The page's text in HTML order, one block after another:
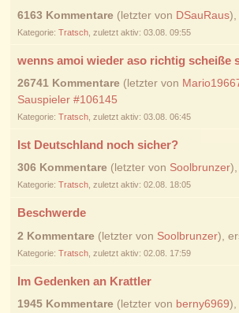
6163 Kommentare(letzter von DSauRaus),
Kategorie: Tratsch, zuletzt aktiv: 03.08. 09:55
wenns amoi wieder aso richtig scheiße
26741 Kommentare(letzter von
Sauspieler #106145
Kategorie: Tratsch, zuletzt aktiv: 03.08. 06:45
Ist Deutschland noch sicher?
306 Kommentare(letzter von Soolbrunzer),
Kategorie: Tratsch, zuletzt aktiv: 02.08. 18:05
Beschwerde
2 Kommentare(letzter von Soolbrunzer),
Kategorie: Tratsch, zuletzt aktiv: 02.08. 17:59
Im Gedenken an Krattler
1945 Kommentare(letzter von berny6969),